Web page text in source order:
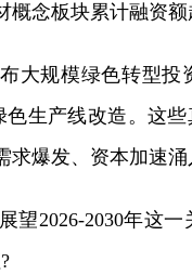
念板块累计融资额
大规模绿色转型
色生产线改造。这
爆发、资本加速涌
望2026-2030年这